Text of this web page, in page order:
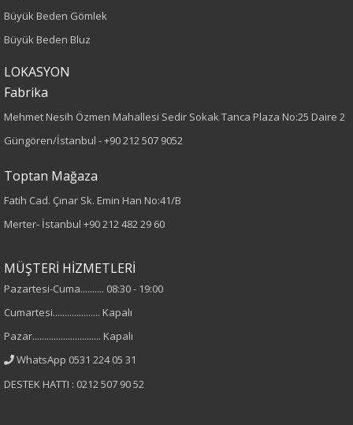
Büyük Beden
75
Kumaş Tipi
Örme
Desen
Kumaş
%95 Polyester
%5 Elastan
Cinsiyet
Büyük Beden Gömlek
Büyük Beden Bluz
LOKASYON
Fabrika
Mehmet Nesih Özmen Mahallesi Sedir Sokak Tanca Plaza No:25 Daire 2
Güngören/İstanbul -+90 212 507 9052
Toptan Mağaza
Fatih Cad. Çınar Sk. Emin Han No:41/B
Merter- İstanbul +90 212 482 29 60
MÜŞTERİ HİZMETLERİ
Pazartesi-Cuma.......... 08:30 - 19:00
Cumartesi.................... Kapalı
Pazar............................. Kapalı
WhatsApp 0531 224 05 31
DESTEK HATTI : 0212 507 90 52